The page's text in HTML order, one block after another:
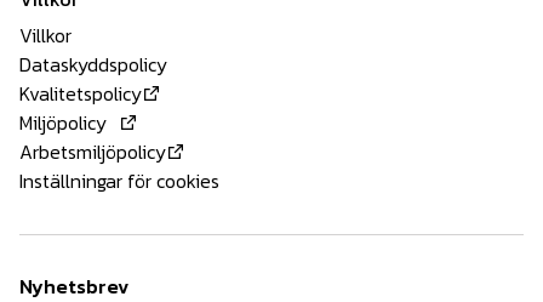
Villkor
Dataskyddspolicy
Kvalitetspolicy
Miljöpolicy
Arbetsmiljöpolicy
Inställningar för cookies
Nyhetsbrev